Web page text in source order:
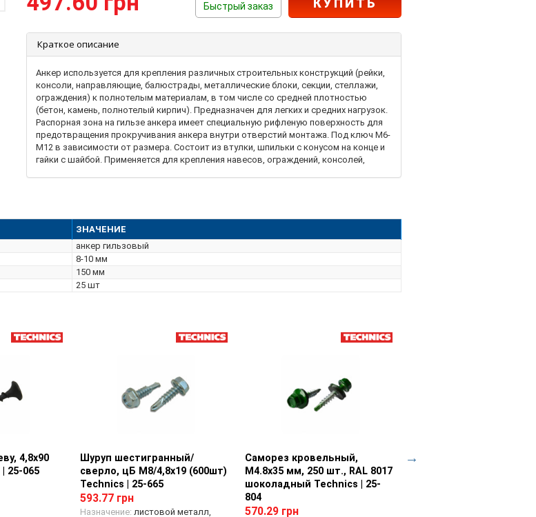
Быстрый заказ
Краткое описание
Анкер используется для крепления различных строительных конструкций (рейки,
консоли, направляющие, балюстрады, металлические блоки, секции, стеллажи,
ограждения) к полнотелым материалам, в том числе со средней плотностью
(бетон, камень, полнотелый кирпич). Предназначен для легких и средних нагрузок.
Распорная зона на гильзе анкера имеет специальную рифленую поверхность для
предотвращения прокручивания анкера внутри отверстий монтажа. Под ключ М6-
М12 в зависимости от размера. Состоит из втулки, шпильки с конусом на конце и
гайки с шайбой. Применяется для крепления навесов, ограждений, консолей,
ЗНАЧЕНИЕ
анкер гильзовый
8-10 мм
150 мм
25 шт
4,8х90
25-065
Просмотр товара
Шуруп шестигранный/
сверло, цБ М8/4,8х19 (600шт)
Technics | 25-665
593.77 грн
Назначение: листовой металл,
Просмотр товара
Саморез кровельный,
М4.8x35 мм, 250 шт., RAL 8017
шоколадный Technics | 25-
804
570.29 грн
Шуруп шестигранный/